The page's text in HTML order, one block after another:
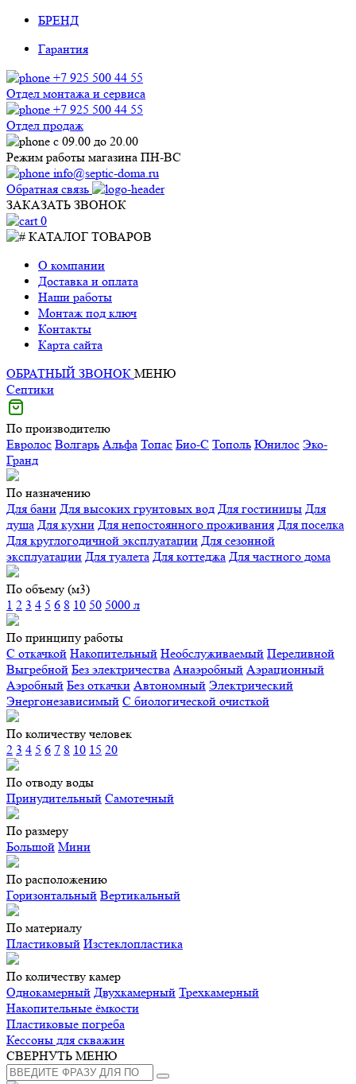
БРЕНД
Гарантия
+7 925 500 44 55
Отдел монтажа и сервиса
+7 925 500 44 55
Отдел продаж
с 09.00 до 20.00
Режим работы магазина ПН-ВС
info@septic-doma.ru
Обратная связь
ЗАКАЗАТЬ ЗВОНОК
0
КАТАЛОГ ТОВАРОВ
О компании
Доставка и оплата
Наши работы
Монтаж под ключ
Контакты
Карта сайта
ОБРАТНЫЙ ЗВОНОК МЕНЮ
Септики
По производителю
Евролос Волгарь Альфа Топас Био-С Тополь Юнилос Эко-
Гранд
По назначению
Для бани Для высоких грунтовых вод Для гостиницы Для
душа Для кухни Для непостоянного проживания Для поселка
Для круглогодичной эксплуатации Для сезонной
эксплуатации Для туалета Для коттеджа Для частного дома
По объему (м3)
1 2 3 4 5 6 8 10 50 5000 л
По принципу работы
С откачкой Накопительный Необслуживаемый Переливной
Выгребной Без электричества Анаэробный Аэрационный
Аэробный Без откачки Автономный Электрический
Энергонезависимый С биологической очисткой
По количеству человек
2 3 4 5 6 7 8 10 15 20
По отводу воды
Принудительный Самотечный
По размеру
Большой Мини
По расположению
Горизонтальный Вертикальный
По материалу
Пластиковый Изстеклопластика
По количеству камер
Однокамерный Двухкамерный Трехкамерный
Накопительные ёмкости
Пластиковые погреба
Кессоны для скважин
СВЕРНУТЬ МЕНЮ